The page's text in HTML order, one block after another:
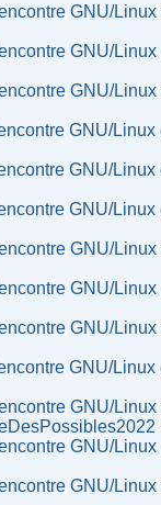
GNU/
GNU/
GNU/
GNU/
GNU/
GNU/
GNU/
GNU/
GNU/
GNU/
GNU/
GNU/
GNU/